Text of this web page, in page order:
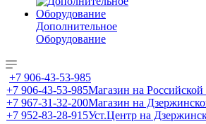
Дополнительное
Оборудование
+7 906-43-53-985
+7 906-43-53-985Магазин на Российской
+7 967-31-32-200Магазин на
+7 952-83-28-915Уст.Центр на